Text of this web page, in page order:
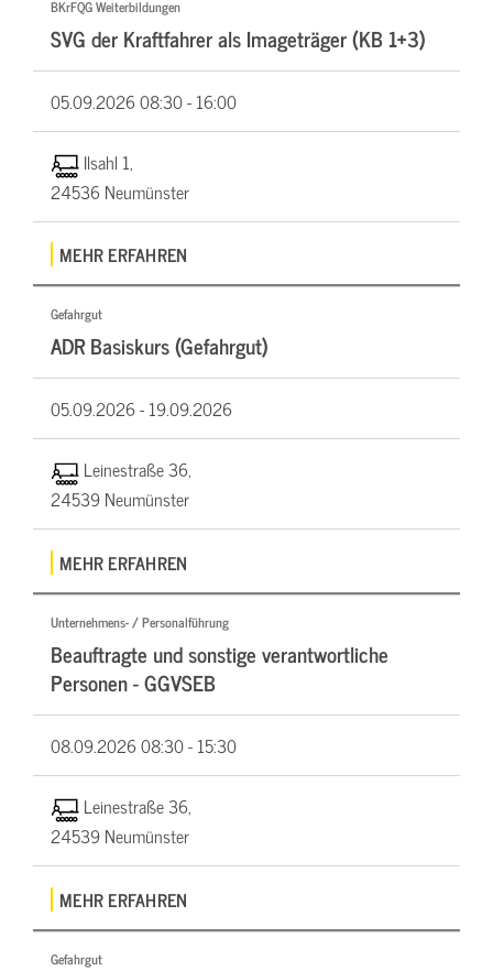
BKrFQG Weiterbildungen
SVG der Kraftfahrer als Imageträger (KB 1+3)
05.09.202608:30 - 16:00
Ilsahl 1,
24536 Neumünster
MEHR ERFAHREN
Gefahrgut
ADR Basiskurs (Gefahrgut)
05.09.2026 -19.09.2026
Leinestraße 36,
24539 Neumünster
MEHR ERFAHREN
Unternehmens- / Personalführung
Beauftragte und sonstige verantwortliche
Personen - GGVSEB
08.09.202608:30 - 15:30
Leinestraße 36,
24539 Neumünster
MEHR ERFAHREN
Gefahrgut